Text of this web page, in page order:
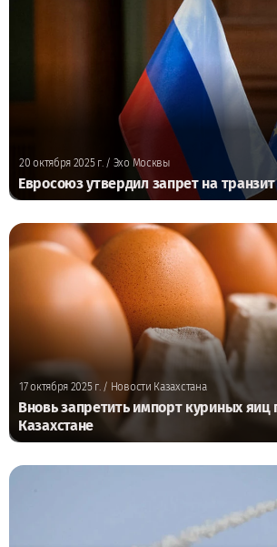
20 октября 2025 г./ Эхо Москвы
Евросоюз утвердил запрет на транзит
17 октября 2025 г./ Новости Казахстана
Вновь запретить импорт куриных яиц
Казахстане